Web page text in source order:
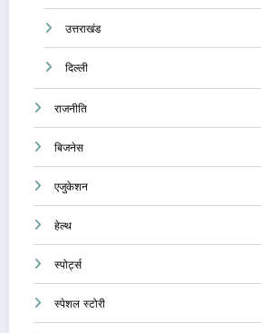
उत्तराखंड
दिल्ली
राजनीति
बिजनेस
एजुकेशन
हेल्थ
स्पोर्ट्स
स्पेशल स्टोरी